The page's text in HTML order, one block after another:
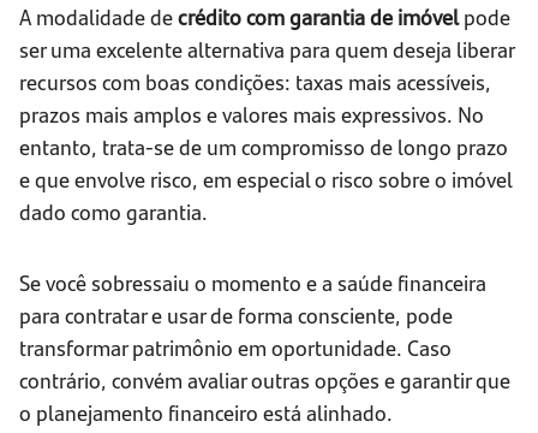
A modalidade decrédito com garantia de imóvelpode
ser uma excelente alternativa para quem deseja liberar
recursos com boas condições: taxas mais acessíveis,
prazos mais amplos e valores mais expressivos. No
entanto, trata-se de um compromisso de longo prazo
e que envolve risco, em especial o risco sobre o imóvel
dado como garantia.
Se você sobressaiu o momento e a saúde financeira
para contratar e usar de forma consciente, pode
transformar patrimônio em oportunidade. Caso
contrário, convém avaliar outras opções e garantir que
o planejamento financeiro está alinhado.